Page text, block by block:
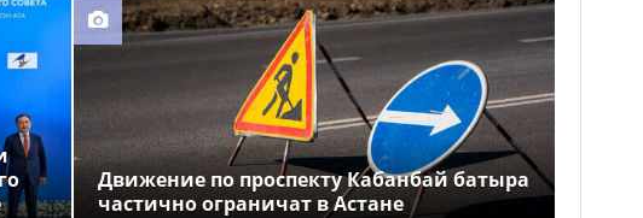
Движение по проспекту Кабанбай батыра
частично ограничат в Астане